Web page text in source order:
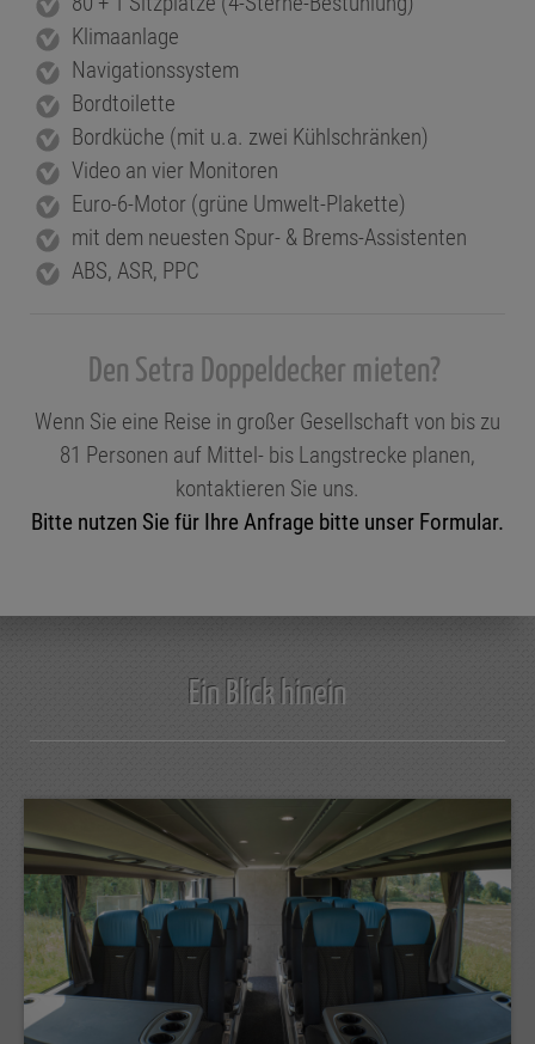
Klimaanlage
Navigationssystem
Bordtoilette
Bordküche (mit u.a. zwei Kühlschränken)
Video an vier Monitoren
Euro-6-Motor (grüne Umwelt-Plakette)
mit dem neuesten Spur- & Brems-Assistenten
ABS, ASR, PPC
Den Setra Doppeldecker mieten?
Wenn Sie eine Reise in großer Gesellschaft von bis zu
81 Personen auf Mittel- bis Langstrecke planen,
kontaktieren Sie uns.
Bitte nutzen Sie für Ihre Anfrage bitte unser Formular.
Ein Blick hinein